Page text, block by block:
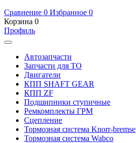
Сравнение 0 Избранное 0
Корзина 0
Профиль
Автозапчасти
Запчасти для ТО
Двигатели
КПП SHAFT GEAR
КПП ZF
Подшипники ступичные
Ремкомплекты ГРМ
Сцепление
Тормозная система Knorr-bremse
Тормозная система Wabco